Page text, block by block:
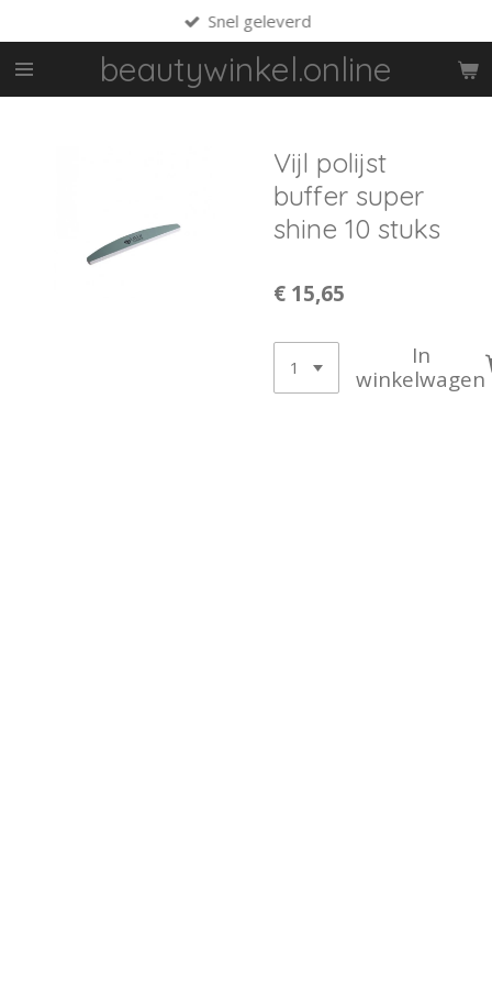
direct
naar
de
beautywinkel.online
Snel geleverd
Vijl polijst
buffer super
shine 10 stuks
€ 15,65
In
winkelwagen